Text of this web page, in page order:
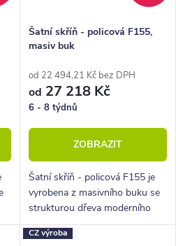
Šatní skříň - policová F155,
masiv buk
od 22 494,21 Kč bez DPH
od 27 218 Kč
6 - 8 týdnů
ZOBRAZIT
Šatní skříň - policová F155 je
vyrobena z masivního buku se
strukturou dřeva moderního
parketového designu zvaného
cink.
CZ výroba